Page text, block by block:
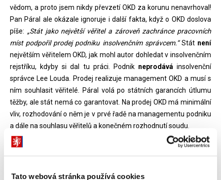
Tato webová stránka používá cookies
vědom, a proto jsem nikdy převzetí OKD za korunu nenavrhoval!
Pan Páral ale okázale ignoruje i další fakta, když o OKD doslova
píše: „Stát jako největší věřitel a zároveň zachránce pracovních
míst podpořil prodej podniku insolvenčním správcem.“Stát není
největším věřitelem OKD, jak mohl autor dohledat v insolvenčním
rejstříku, kdyby si dal tu práci. Podnik neprodává insolvenční
správce Lee Louda. Prodej realizuje management OKD a musí s
ním souhlasit věřitelé. Páral volá po státních garancích útlumu
těžby, ale stát nemá co garantovat. Na prodej OKD má minimální
vliv, rozhodování o něm je v prvé řadě na managementu podniku
a dále na souhlasu věřitelů a konečném rozhodnutí soudu.
Od začátku tvrdím, že jediný správný postup je vyčkat do konce